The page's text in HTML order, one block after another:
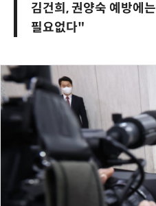
김건희, 권양숙 예방에
필요없다"